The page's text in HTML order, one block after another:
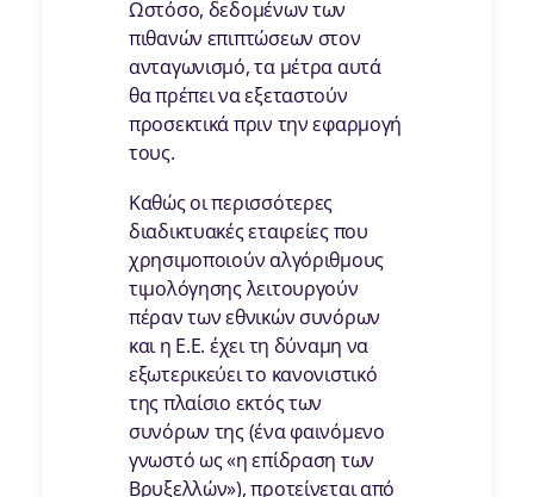
Ωστόσο, δεδομένων των
πιθανών επιπτώσεων στον
ανταγωνισμό, τα μέτρα αυτά
θα πρέπει να εξεταστούν
προσεκτικά πριν την εφαρμογή
τους.
Καθώς οι περισσότερες
διαδικτυακές εταιρείες που
χρησιμοποιούν αλγόριθμους
τιμολόγησης λειτουργούν
πέραν των εθνικών συνόρων
και η Ε.Ε. έχει τη δύναμη να
εξωτερικεύει το κανονιστικό
της πλαίσιο εκτός των
συνόρων της (ένα φαινόμενο
γνωστό ως «η επίδραση των
Βρυξελλών»), προτείνεται από